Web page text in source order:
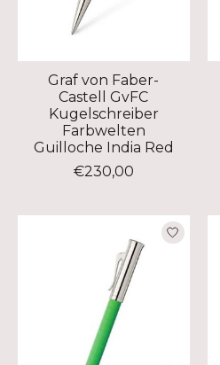
Graf von Faber-
Castell GvFC
Kugelschreiber
Farbwelten
Guilloche India Red
€230,00